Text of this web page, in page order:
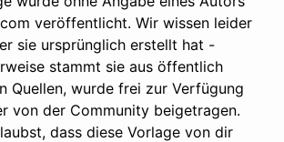
veröffentlicht. Wir wissen leider
sie ursprünglich erstellt hat -
stammt sie aus öffentlich
Quellen, wurde frei zur Verfügung
von der Community beigetragen.
dass diese Vorlage von dir